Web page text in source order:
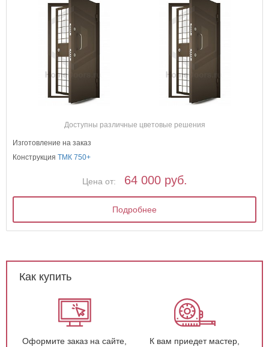
Доступны различные цветовые решения
Изготовление на заказ
КонструкцияТМК 750+
Цена от: 64 000 руб.
Подробнее
Как купить
Оформите заказ на сайте,
К вам приедет мастер,